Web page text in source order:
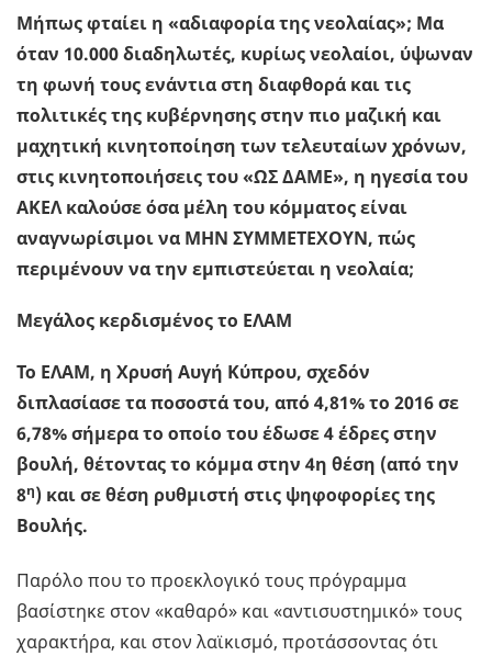
Μήπως φταίει η «αδιαφορία της νεολαίας»; Μα
όταν 10.000 διαδηλωτές, κυρίως νεολαίοι, ύψωναν
τη φωνή τους ενάντια στη διαφθορά και τις
πολιτικές της κυβέρνησης στην πιο μαζική και
μαχητική κινητοποίηση των τελευταίων χρόνων,
στις κινητοποιήσεις του «ΩΣ ΔΑΜΕ», η ηγεσία του
ΑΚΕΛ καλούσε όσα μέλη του κόμματος είναι
αναγνωρίσιμοι να ΜΗΝ ΣΥΜΜΕΤΕΧΟΥΝ, πώς
περιμένουν να την εμπιστεύεται η νεολαία;
Μεγάλος κερδισμένος το ΕΛΑΜ
Το ΕΛΑΜ, η Χρυσή Αυγή Κύπρου, σχεδόν
διπλασίασε τα ποσοστά του, από 4,81% το 2016 σε
6,78% σήμερα το οποίο του έδωσε 4 έδρες στην
βουλή, θέτοντας το κόμμα στην 4η θέση (από την
8η) και σε θέση ρυθμιστή στις ψηφοφορίες της
Βουλής.
Παρόλο που το προεκλογικό τους πρόγραμμα
βασίστηκε στον «καθαρό» και «αντισυστημικό» τους
χαρακτήρα, και στον λαϊκισμό, προτάσσοντας ότι